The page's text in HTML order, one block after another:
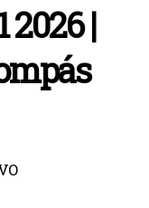
2026 |